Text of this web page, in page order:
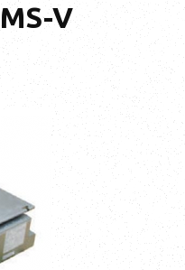
V